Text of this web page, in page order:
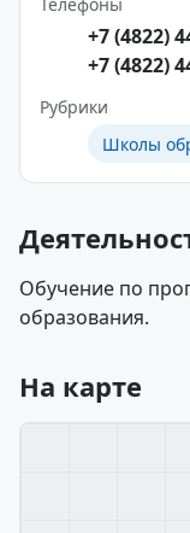
+7 (4822)
+7 (4822)
Рубрики
Школы
Обучение по
образования.
На карте